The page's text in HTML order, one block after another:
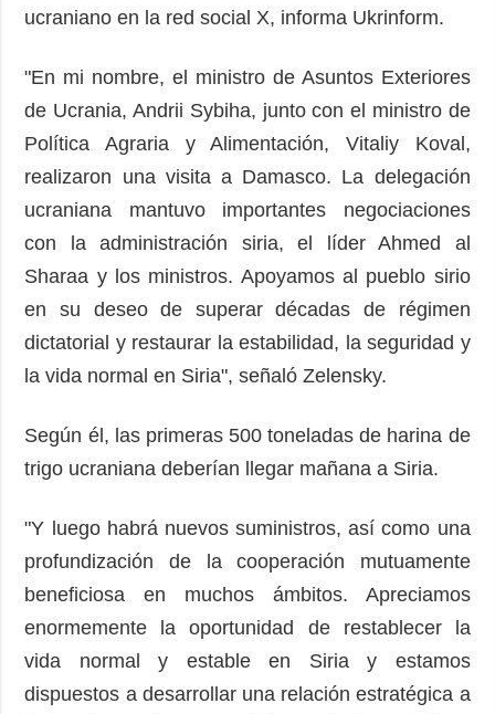
Releases
ucraniano en la red social X, informa Ukrinform.
"En mi nombre, el ministro de Asuntos Exteriores
de Ucrania, Andrii Sybiha, junto con el ministro de
Política Agraria y Alimentación, Vitaliy Koval,
realizaron una visita a Damasco. La delegación
ucraniana mantuvo importantes negociaciones
con la administración siria, el líder Ahmed al
Sharaa y los ministros. Apoyamos al pueblo sirio
en su deseo de superar décadas de régimen
dictatorial y restaurar la estabilidad, la seguridad y
la vida normal en Siria", señaló Zelensky.
Según él, las primeras 500 toneladas de harina de
trigo ucraniana deberían llegar mañana a Siria.
"Y luego habrá nuevos suministros, así como una
profundización de la cooperación mutuamente
beneficiosa en muchos ámbitos. Apreciamos
enormemente la oportunidad de restablecer la
vida normal y estable en Siria y estamos
dispuestos a desarrollar una relación estratégica a